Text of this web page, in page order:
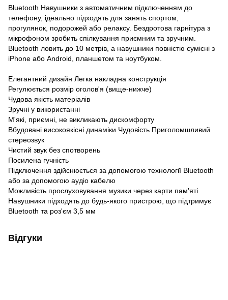
Bluetooth Навушники з автоматичним підключенням до
телефону, ідеально підходять для занять спортом,
прогулянок, подорожей або релаксу. Бездротова гарнітура з
мікрофоном зробить спілкування приємним та зручним.
Bluetooth ловить до 10 метрів, а навушники повністю сумісні з
iPhone або Android, планшетом та ноутбуком.
Елегантний дизайн Легка накладна конструкція
Регулюється розмір оголов'я (вище-нижче)
Чудова якість матеріалів
Зручні у використанні
М'які, приємні, не викликають дискомфорту
Вбудовані високоякісні динаміки Чудовість Приголомшливий
стереозвук
Чистий звук без спотворень
Посилена гучність
Підключення здійснюється за допомогою технології Bluetooth
або за допомогою аудіо кабелю
Можливість прослуховування музики через карти пам'яті
Навушники підходять до будь-якого пристрою, що підтримує
Bluetooth та роз'єм 3,5 мм
Відгуки